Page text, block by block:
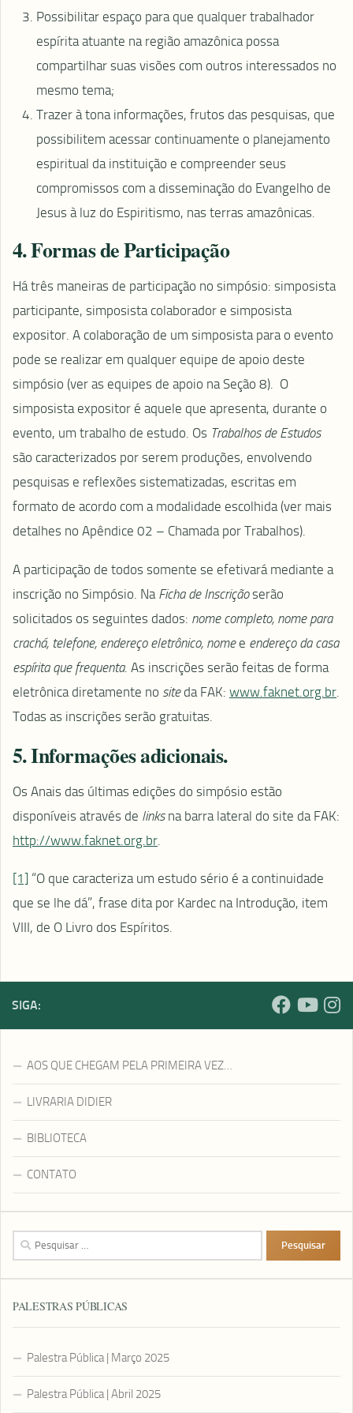
Possibilitar espaço para que qualquer trabalhador
espírita atuante na região amazônica possa
compartilhar suas visões com outros interessados no
mesmo tema;
Trazer à tona informações, frutos das pesquisas, que
possibilitem acessar continuamente o planejamento
espiritual da instituição e compreender seus
compromissos com a disseminação do Evangelho de
Jesus à luz do Espiritismo, nas terras amazônicas.
4. Formas de Participação
Há três maneiras de participação no simpósio: simposista
participante, simposista colaborador e simposista
expositor. A colaboração de um simposista para o evento
pode se realizar em qualquer equipe de apoio deste
simpósio (ver as equipes de apoio na Seção 8). O
simposista expositor é aquele que apresenta, durante o
evento, um trabalho de estudo. Os Trabalhos de Estudos
são caracterizados por serem produções, envolvendo
pesquisas e reflexões sistematizadas, escritas em
formato de acordo com a modalidade escolhida (ver mais
detalhes no Apêndice 02 – Chamada por Trabalhos).
A participação de todos somente se efetivará mediante a
inscrição no Simpósio. Na Ficha de Inscriçãoserão
solicitados os seguintes dados: nome completo, nome para
crachá, telefone, endereço eletrônico, nome e endereço da casa
espírita que frequenta. As inscrições serão feitas de forma
eletrônica diretamente no site da FAK: www.faknet.org.br
Todas as inscrições serão gratuitas.
5. Informações adicionais.
Os Anais das últimas edições do simpósio estão
disponíveis através de linksna barra lateral do site da FAK:
http://www.faknet.org.br
[1] “O que caracteriza um estudo sério é a continuidade
que se lhe dá”, frase dita por Kardec na Introdução, item
VIII, de O Livro dos Espíritos.
SIGA:
AOS QUE CHEGAM PELA PRIMEIRA VEZ…
LIVRARIA DIDIER
BIBLIOTECA
CONTATO
Pesquisar
por:
PALESTRAS PÚBLICAS
Palestra Pública | Março 2025
Palestra Pública | Abril 2025